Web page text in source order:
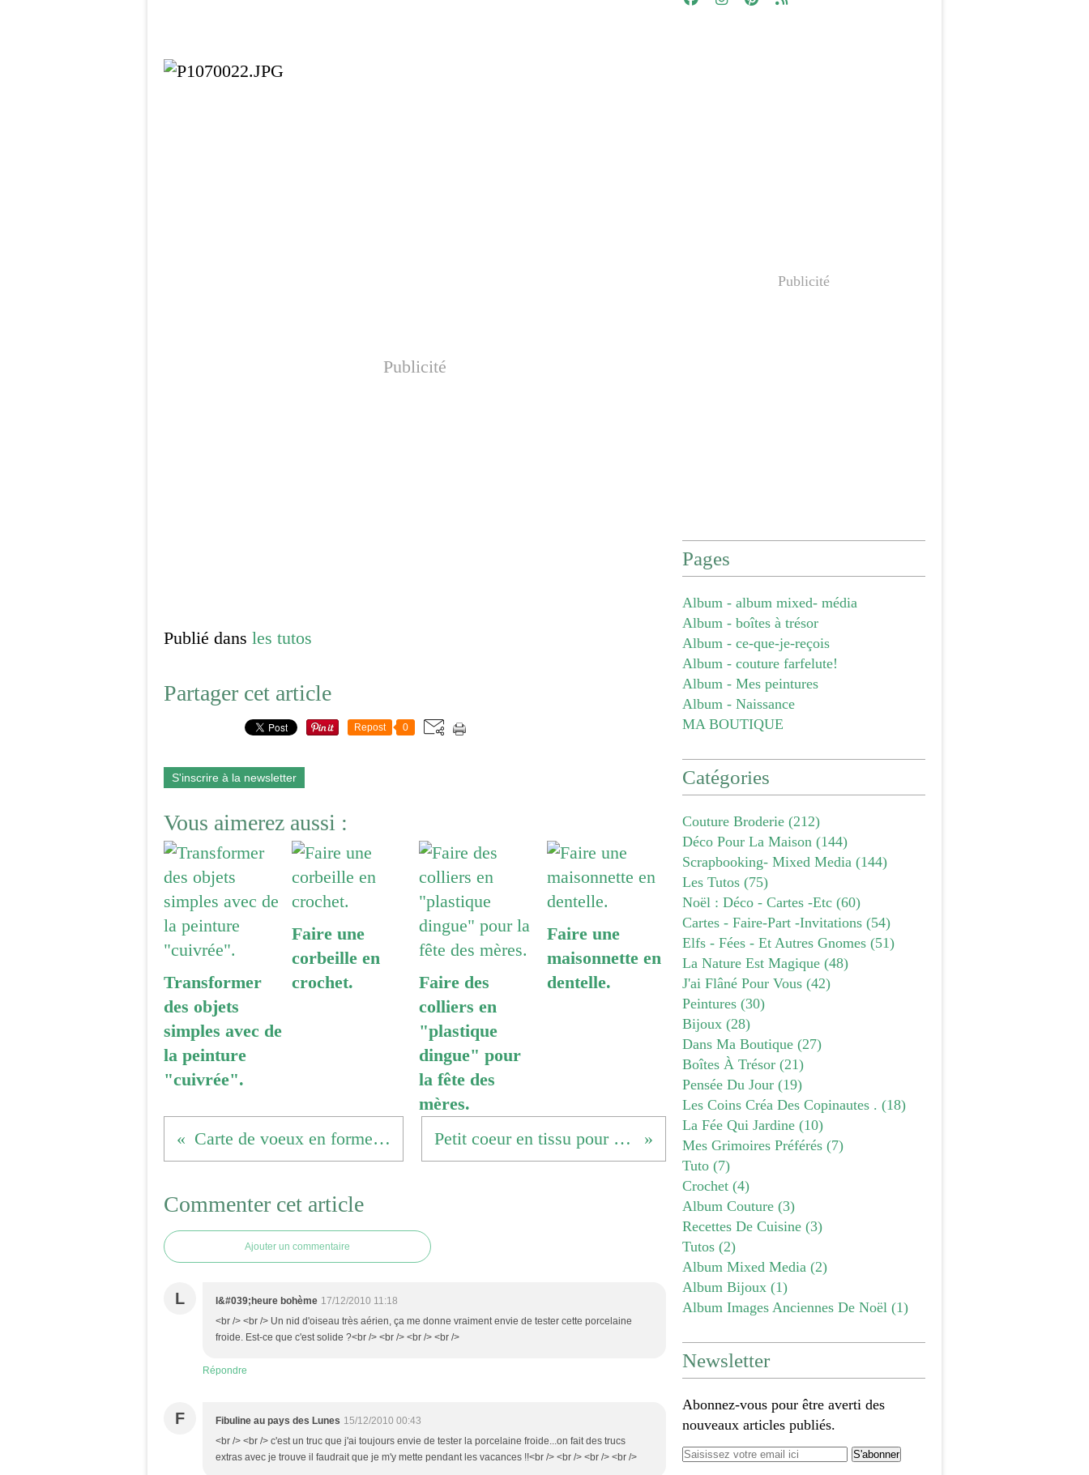
Publicité
Publié dans les tutos
Partager cet article
Repost 0
S'inscrire à la newsletter
Vous aimerez aussi :
Transformer
des objets
simples avec de
la peinture
"cuivrée".
Faire une
corbeille en
crochet.
Faire des
colliers en
"plastique
dingue" pour
la fête des
mères.
Faire une
maisonnette en
dentelle.
Carte de voeux en forme de village de Noël . Petit coeur en tissu pour Noël mais pas que ...
Commenter cet article
Ajouter un commentaire
L l&#039;heure bohème 17/12/2010 11:18
<br /> <br /> Un nid d'oiseau très aérien, ça me donne vraiment envie de tester cette porcelaine
froide. Est-ce que c'est solide ?<br /> <br /> <br /> <br />
Répondre
F Fibuline au pays des Lunes 15/12/2010 00:43
<br /> <br /> c'est un truc que j'ai toujours envie de tester la porcelaine froide...on fait des trucs
extras avec je trouve il faudrait que je m'y mette pendant les vacances !!<br /> <br /> <br /> <br />
Publicité
Pages
Album - album mixed- média
Album - boîtes à trésor
Album - ce-que-je-reçois
Album - couture farfelute!
Album - Mes peintures
Album - Naissance
MA BOUTIQUE
Catégories
Couture Broderie (212)
Déco Pour La Maison (144)
Scrapbooking- Mixed Media (144)
Les Tutos (75)
Noël : Déco - Cartes -etc (60)
Cartes - Faire-Part -invitations (54)
Elfs - Fées - Et Autres Gnomes (51)
La Nature Est Magique (48)
J'ai Flâné Pour Vous (42)
Peintures (30)
Bijoux (28)
Dans Ma Boutique (27)
Boîtes À Trésor (21)
Pensée Du Jour (19)
Les Coins Créa Des Copinautes . (18)
La Fée Qui Jardine (10)
Mes Grimoires Préférés (7)
Tuto (7)
Crochet (4)
Album Couture (3)
Recettes De Cuisine (3)
Tutos (2)
Album Mixed Media (2)
Album Bijoux (1)
Album Images Anciennes De Noël (1)
Newsletter
Abonnez-vous pour être averti des
nouveaux articles publiés.